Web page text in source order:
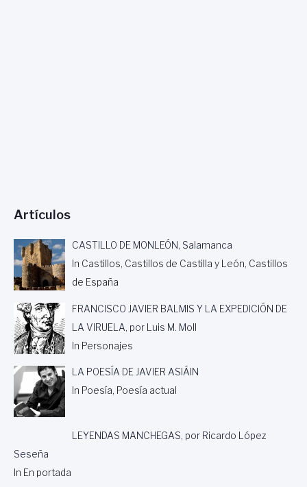
Artículos
CASTILLO DE MONLEÓN, Salamanca
In Castillos, Castillos de Castilla y León, Castillos
de España
FRANCISCO JAVIER BALMIS Y LA EXPEDICIÓN DE
LA VIRUELA, por Luis M. Moll
In Personajes
LA POESÍA DE JAVIER ASIÁIN
In Poesía, Poesía actual
LEYENDAS MANCHEGAS, por Ricardo López
Seseña
In En portada